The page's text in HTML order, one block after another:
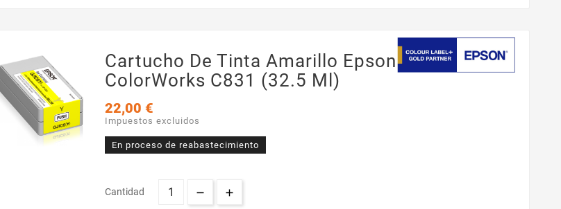
Cartucho De Tinta Amarillo Epson
ColorWorks C831 (32.5 Ml)
22,00 €
Impuestos excluidos
En proceso de reabastecimiento
Cantidad